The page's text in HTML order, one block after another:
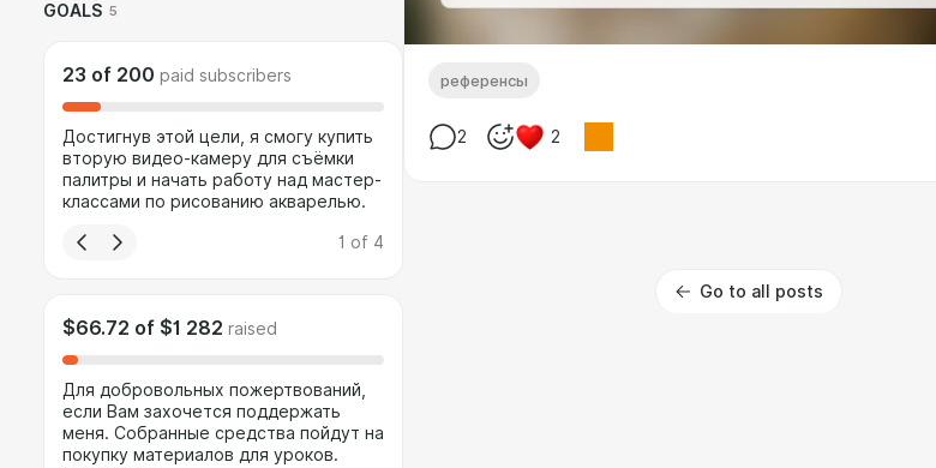
GOALS 5
23 of 200 paid subscribers
Достигнув этой цели, я смогу купить
вторую видео-камеру для съёмки
палитры и начать работу над мастер-
классами по рисованию акварелью.
1 of 4
$66.72 of $1 282 raised
Для добровольных пожертвований,
если Вам захочется поддержать
меня. Собранные средства пойдут на
покупку материалов для уроков.
референсы
2 2
Go to all posts